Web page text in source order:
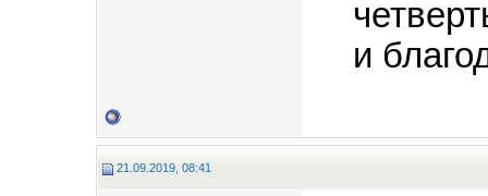
и
21.09.2019, 08:41